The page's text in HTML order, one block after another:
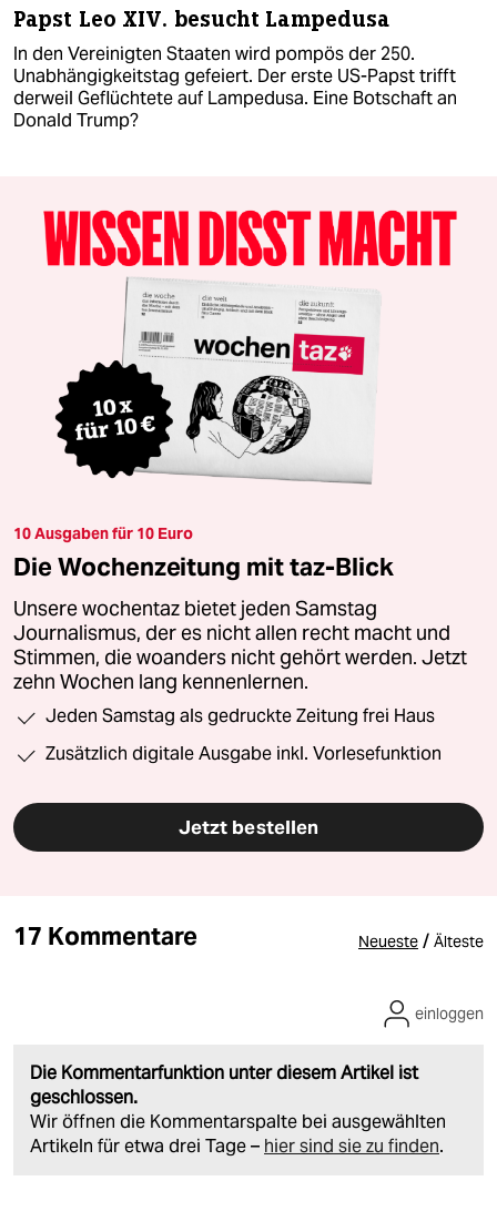
Papst Leo XIV. besucht Lampedusa
In den Vereinigten Staaten wird pompös der 250.
Unabhängigkeitstag gefeiert. Der erste US-Papst trifft
derweil Geflüchtete auf Lampedusa. Eine Botschaft an
Donald Trump?
10 Ausgaben für 10 Euro
Die Wochenzeitung mit taz-Blick
Unsere wochentaz bietet jeden Samstag
Journalismus, der es nicht allen recht macht und
Stimmen, die woanders nicht gehört werden. Jetzt
zehn Wochen lang kennenlernen.
Jeden Samstag als gedruckte Zeitung frei Haus
Zusätzlich digitale Ausgabe inkl. Vorlesefunktion
Jetzt bestellen
17 Kommentare Neueste / Älteste
Die Kommentarfunktion unter diesem Artikel ist
geschlossen.
Wir öffnen die Kommentarspalte bei ausgewählten
Artikeln für etwa drei Tage – hier sind sie zu finden.
einloggen